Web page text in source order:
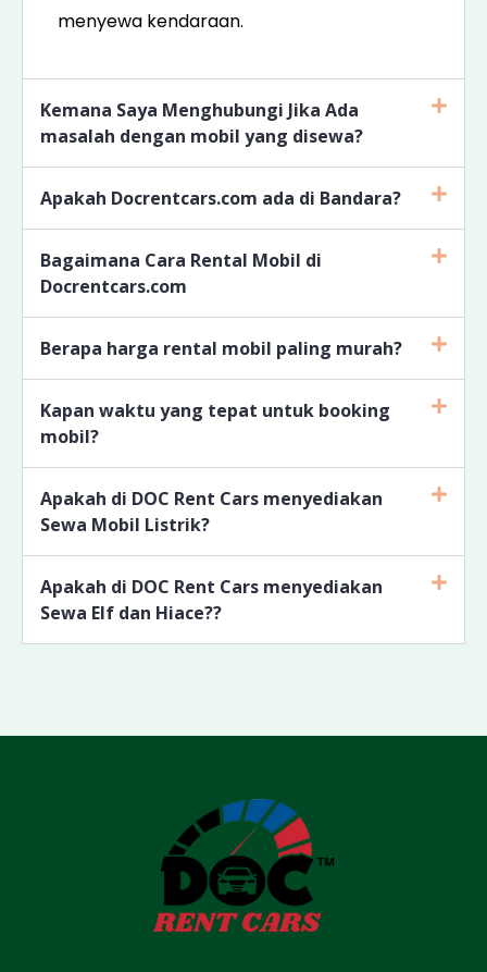
menyewa kendaraan.
Kemana Saya Menghubungi Jika Ada
masalah dengan mobil yang disewa?
Apakah Docrentcars.com ada di Bandara?
Bagaimana Cara Rental Mobil di
Docrentcars.com
Berapa harga rental mobil paling murah?
Kapan waktu yang tepat untuk booking
mobil?
Apakah di DOC Rent Cars menyediakan
Sewa Mobil Listrik?
Apakah di DOC Rent Cars menyediakan
Sewa Elf dan Hiace??